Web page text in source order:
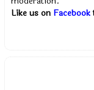
Like us on Facebook